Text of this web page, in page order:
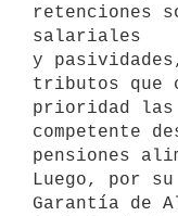
retenciones
salariales
y
tributos que
prioridad las
competente
pensiones
Luego, por
Garantía de